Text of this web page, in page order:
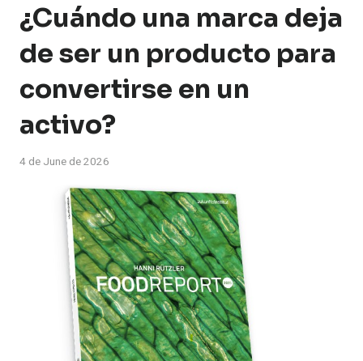
¿Cuándo una marca deja
de ser un producto para
convertirse en un
activo?
4 de June de 2026